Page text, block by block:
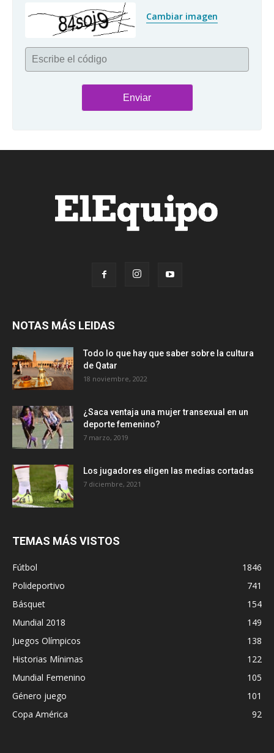
Cambiar imagen
Escribe el código
NOTAS MÁS LEIDAS
Todo lo que hay que saber sobre la cultura
de Qatar
18 noviembre, 2022
¿Saca ventaja una mujer transexual en un
deporte femenino?
7 marzo, 2019
Los jugadores eligen las medias cortadas
7 diciembre, 2021
TEMAS MÁS VISTOS
Fútbol
1846
Polideportivo
741
Básquet
154
Mundial 2018
149
Juegos Olímpicos
138
Historias Mínimas
122
Mundial Femenino
105
Género juego
101
Copa América
92